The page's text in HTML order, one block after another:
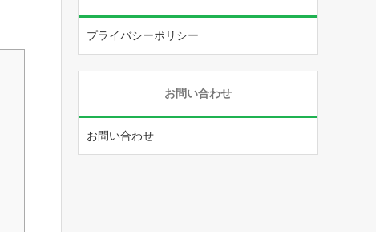
プライバシーポリシー
お問い合わせ
お問い合わせ